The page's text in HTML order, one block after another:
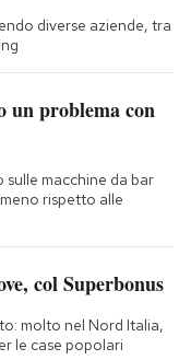
diverse aziende, tra
un problema con
macchine da bar
rispetto alle
col Superbonus
molto nel Nord Italia,
le case popolari